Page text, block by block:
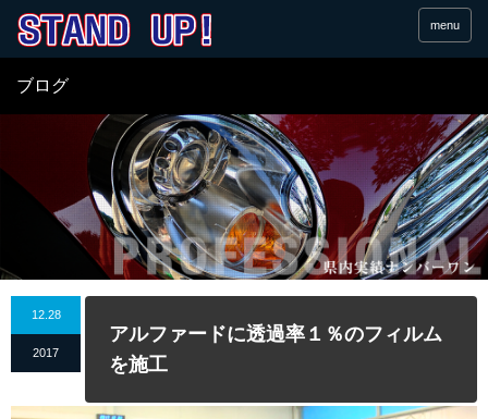
menu
ブログ
12.28
2017
アルファードに透過率１％のフィルム
を施工